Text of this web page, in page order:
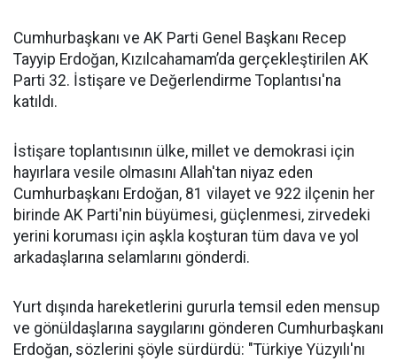
Cumhurbaşkanı ve AK Parti Genel Başkanı Recep
Tayyip Erdoğan, Kızılcahamam’da gerçekleştirilen AK
Parti 32. İstişare ve Değerlendirme Toplantısı'na
katıldı.
İstişare toplantısının ülke, millet ve demokrasi için
hayırlara vesile olmasını Allah'tan niyaz eden
Cumhurbaşkanı Erdoğan, 81 vilayet ve 922 ilçenin her
birinde AK Parti'nin büyümesi, güçlenmesi, zirvedeki
yerini koruması için aşkla koşturan tüm dava ve yol
arkadaşlarına selamlarını gönderdi.
Yurt dışında hareketlerini gururla temsil eden mensup
ve gönüldaşlarına saygılarını gönderen Cumhurbaşkanı
Erdoğan, sözlerini şöyle sürdürdü: "Türkiye Yüzyılı'nı